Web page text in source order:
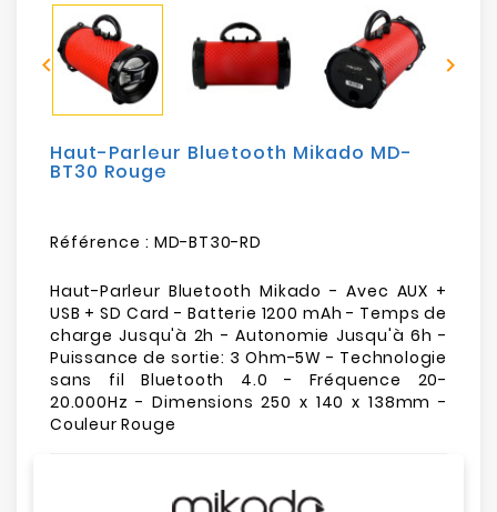
Sécurité
Mobilités
Loisirs
 
Haut-Parleur Bluetooth Mikado MD-
BT30 Rouge
Référence : MD-BT30-RD
Haut-Parleur Bluetooth Mikado - Avec AUX +
USB + SD Card - Batterie 1200 mAh - Temps de
charge Jusqu'à 2h - Autonomie Jusqu'à 6h -
Puissance de sortie: 3 Ohm-5W - Technologie
sans fil Bluetooth 4.0 - Fréquence 20-
20.000Hz - Dimensions 250 x 140 x 138mm -
Couleur Rouge